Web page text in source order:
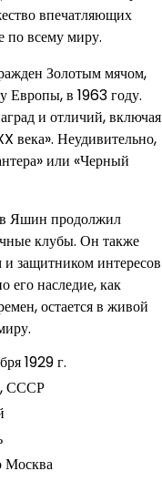
впечатляющих
по всему миру.
Золотым мячом,
Европы, в 1963 году.
и отличий, включая
Неудивительно,
или «Черный
Яшин продолжил
клубы. Он также
защитником интересов
его наследие, как
остается в живой
1929 г.
СССР
Москва